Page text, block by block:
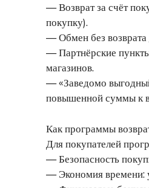
— Возврат за счёт
покупку).
— Обмен без возврата
— Партнёрские пункты
магазинов.
— «Заведомо
повышенной суммы к
Как программы
Для покупателей
— Безопасность
— Экономия времени: